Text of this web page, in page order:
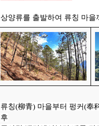
상양류를 출발하여 류칭 마
류칭(柳青) 마을부터 펑커(奉
후